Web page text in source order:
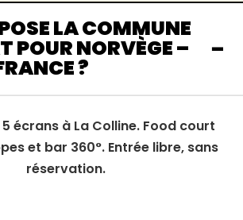
LA COMMUNE
POUR NORVÈGE –
?
écrans à La Colline. Food court
et bar 360°. Entrée libre, sans
réservation.